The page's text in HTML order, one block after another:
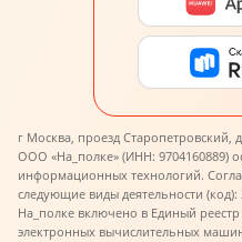
г Москва, проезд Старопетровский,
ООО «На_полке» (ИНН: 9704160889)
информационных технологий.
следующие виды деятельности (код):
На_полке включено в Единый
электронных вычислительных